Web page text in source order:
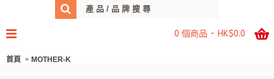
0 個商品 - HK$0.0
首頁 MOTHER-K